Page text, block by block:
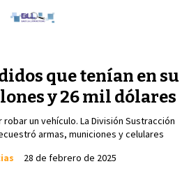
que tenían en su
y 26 mil dólares
un vehículo. La División Sustracción
armas, municiones y celulares
28 de febrero de 2025